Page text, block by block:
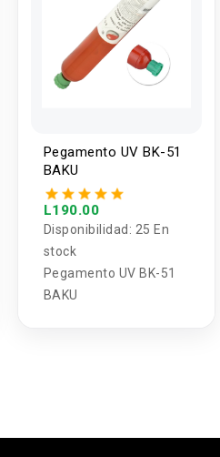
Pegamento UV BK-51
BAKU
L190.00
Disponibilidad: 25 En
stock
Pegamento UV BK-51
BAKU